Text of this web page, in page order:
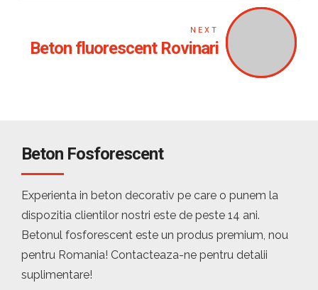
NEXT
Beton fluorescent Rovinari
Beton Fosforescent
Experienta in beton decorativ pe care o punem la
dispozitia clientilor nostri este de peste 14 ani.
Betonul fosforescent este un produs premium, nou
pentru Romania! Contacteaza-ne pentru detalii
suplimentare!